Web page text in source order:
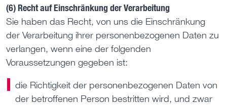
(6) Recht auf Einschränkung der Verarbeitung
Sie haben das Recht, von uns die Einschränkung
der Verarbeitung ihrer personenbezogenen Daten zu
verlangen, wenn eine der folgenden
Voraussetzungen gegeben ist:
die Richtigkeit der personenbezogenen Daten von
der betroffenen Person bestritten wird, und zwar